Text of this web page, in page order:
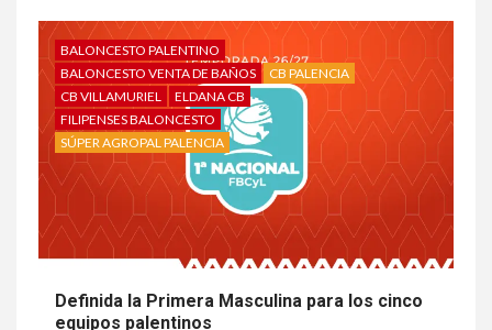
BALONCESTO PALENTINO
BALONCESTO VENTA DE BAÑOS
CB PALENCIA
CB VILLAMURIEL
ELDANA CB
FILIPENSES BALONCESTO
SÚPER AGROPAL PALENCIA
Definida la Primera Masculina para los cinco
equipos palentinos